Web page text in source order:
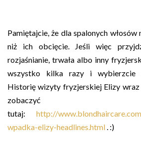
Pamiętajcie, że dla spalonych włosów
niż ich obcięcie. Jeśli więc
rozjaśnianie, trwała albo inny
wszystko kilka razy i wybierzcie
Historię wizyty fryzjerskiej Elizy wraz
zobaczyć
tutaj: http://
wpadka-elizy-headlines.html. :)